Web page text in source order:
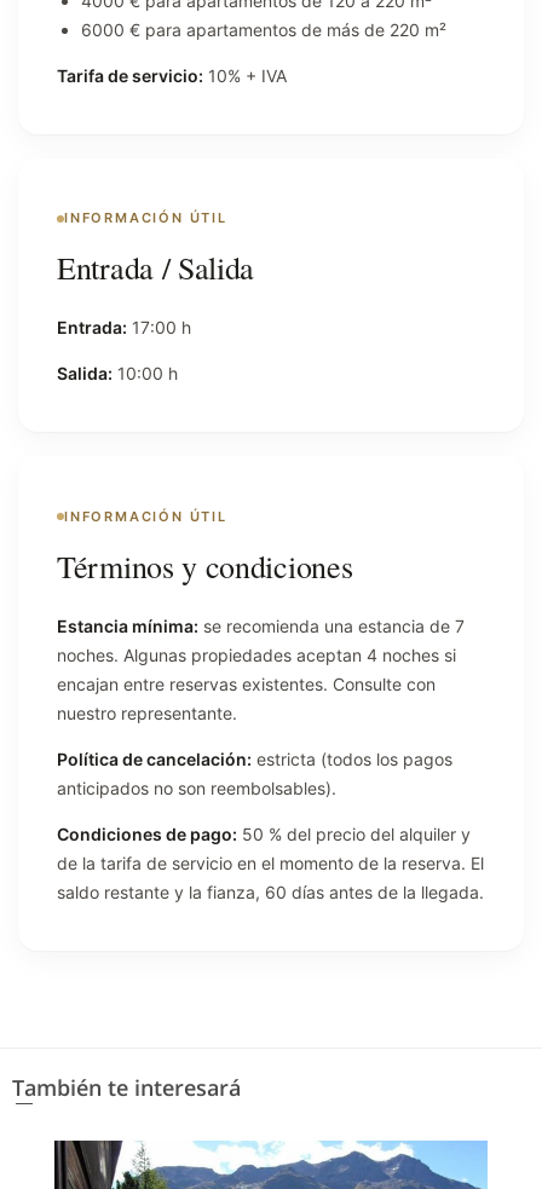
6000 € para apartamentos de más de 220 m²
Tarifa de servicio: 10% + IVA
INFORMACIÓN ÚTIL
Entrada / Salida
Entrada: 17:00 h
Salida: 10:00 h
INFORMACIÓN ÚTIL
Términos y condiciones
Estancia mínima: se recomienda una estancia de 7
noches. Algunas propiedades aceptan 4 noches si
encajan entre reservas existentes. Consulte con
nuestro representante.
Política de cancelación: estricta (todos los pagos
anticipados no son reembolsables).
Condiciones de pago: 50 % del precio del alquiler y
de la tarifa de servicio en el momento de la reserva. El
saldo restante y la fianza, 60 días antes de la llegada.
También te interesará